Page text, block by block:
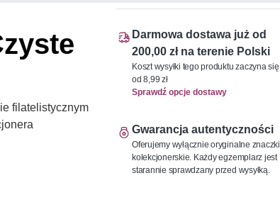
filatelistycznym
Darmowa dostawa już od
200,00 zł na terenie Polski
Koszt wysyłki tego produktu zaczyna się
od 8,99 zł
Sprawdź opcje dostawy
Gwarancja autentyczności
Oferujemy wyłącznie oryginalne znaczki
kolekcjonerskie. Każdy egzemplarz jest
starannie sprawdzany przed wysyłką.